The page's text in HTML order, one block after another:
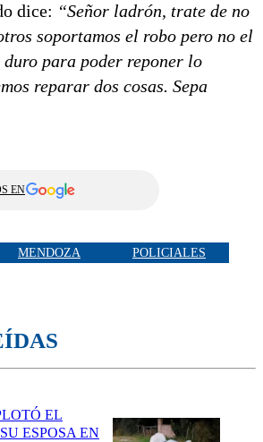
dice: “Señor ladrón, trate de no
soportamos el robo pero no el
duro para poder reponer lo
reparar dos cosas. Sepa
EN
MENDOZA POLICIALES
EL
ESPOSA EN